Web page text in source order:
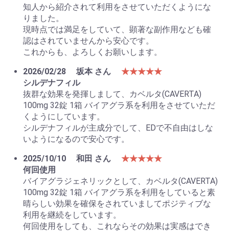
お買い物を続ける カートへ進む
知人から紹介されて利用をさせていただくようにな
りました。
現時点では満足をしていて、顕著な副作用なども確
認はされていませんから安心です。
これからも、よろしくお願いします。
2026/02/28
坂本 さん
★★★★★
シルデナフィル
抜群な効果を発揮しまして、カベルタ(CAVERTA)
100mg 32錠 1箱 バイアグラ系を利用をさせていただ
くようにしています。
シルデナフィルが主成分でして、EDで不自由はしな
いようになるので安心です。
2025/10/10
和田 さん
★★★★★
何回使用
バイアグラジェネリックとして、カベルタ(CAVERTA)
100mg 32錠 1箱 バイアグラ系を利用をしていると素
晴らしい効果を確保をされていましてポジティブな
利用を継続をしています。
何回使用をしても、これならその効果は実感はでき